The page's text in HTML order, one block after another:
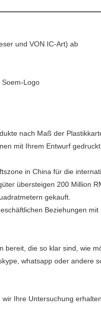
und VON IC-Art) ab
Soem-Logo
nach Maß der
mit Ihrem Entwurf
in China für die
übersteigen 200 Million
gekauft.
Beziehungen
bereit, die so klar sind, wie
whatsapp oder andere
Ihre Untersuchung